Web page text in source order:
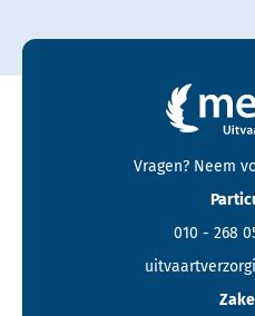
Contactgegevens en footer menu
Vragen? Neem
010 - 268